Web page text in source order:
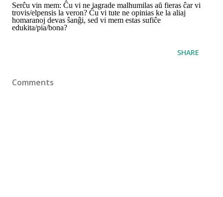
Serĉu vin mem: Ĉu vi ne iagrade malhumilas aŭ fieras ĉar vi
trovis/elpensis la veron? Ĉu vi tute ne opinias ke la aliaj
homaranoj devas ŝanĝi, sed vi mem estas sufiĉe
edukita/pia/bona?
SHARE
Comments